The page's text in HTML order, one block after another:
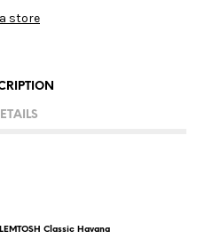
store
Classic Havana